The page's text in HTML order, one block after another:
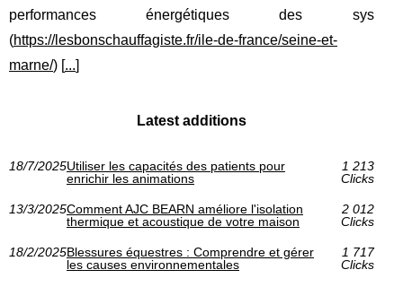
performances énergétiques des sys
(https://lesbonschauffagiste.fr/ile-de-france/seine-et-
marne/) [...]
Latest additions
18/7/2025Utiliser les capacités des patients pour
enrichir les animations
1 213
Clicks
13/3/2025Comment AJC BEARN améliore l'isolation
thermique et acoustique de votre maison
2 012
Clicks
18/2/2025Blessures équestres : Comprendre et gérer
les causes environnementales
1 717
Clicks